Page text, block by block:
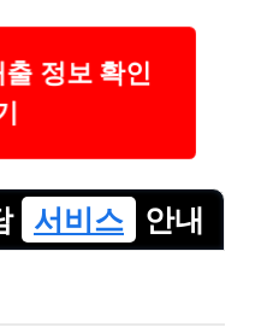
정보 확인
서비스 안내